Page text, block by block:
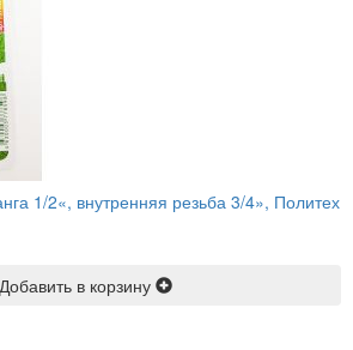
1/2«, внутренняя резьба 3/4», Политех
Добавить в корзину